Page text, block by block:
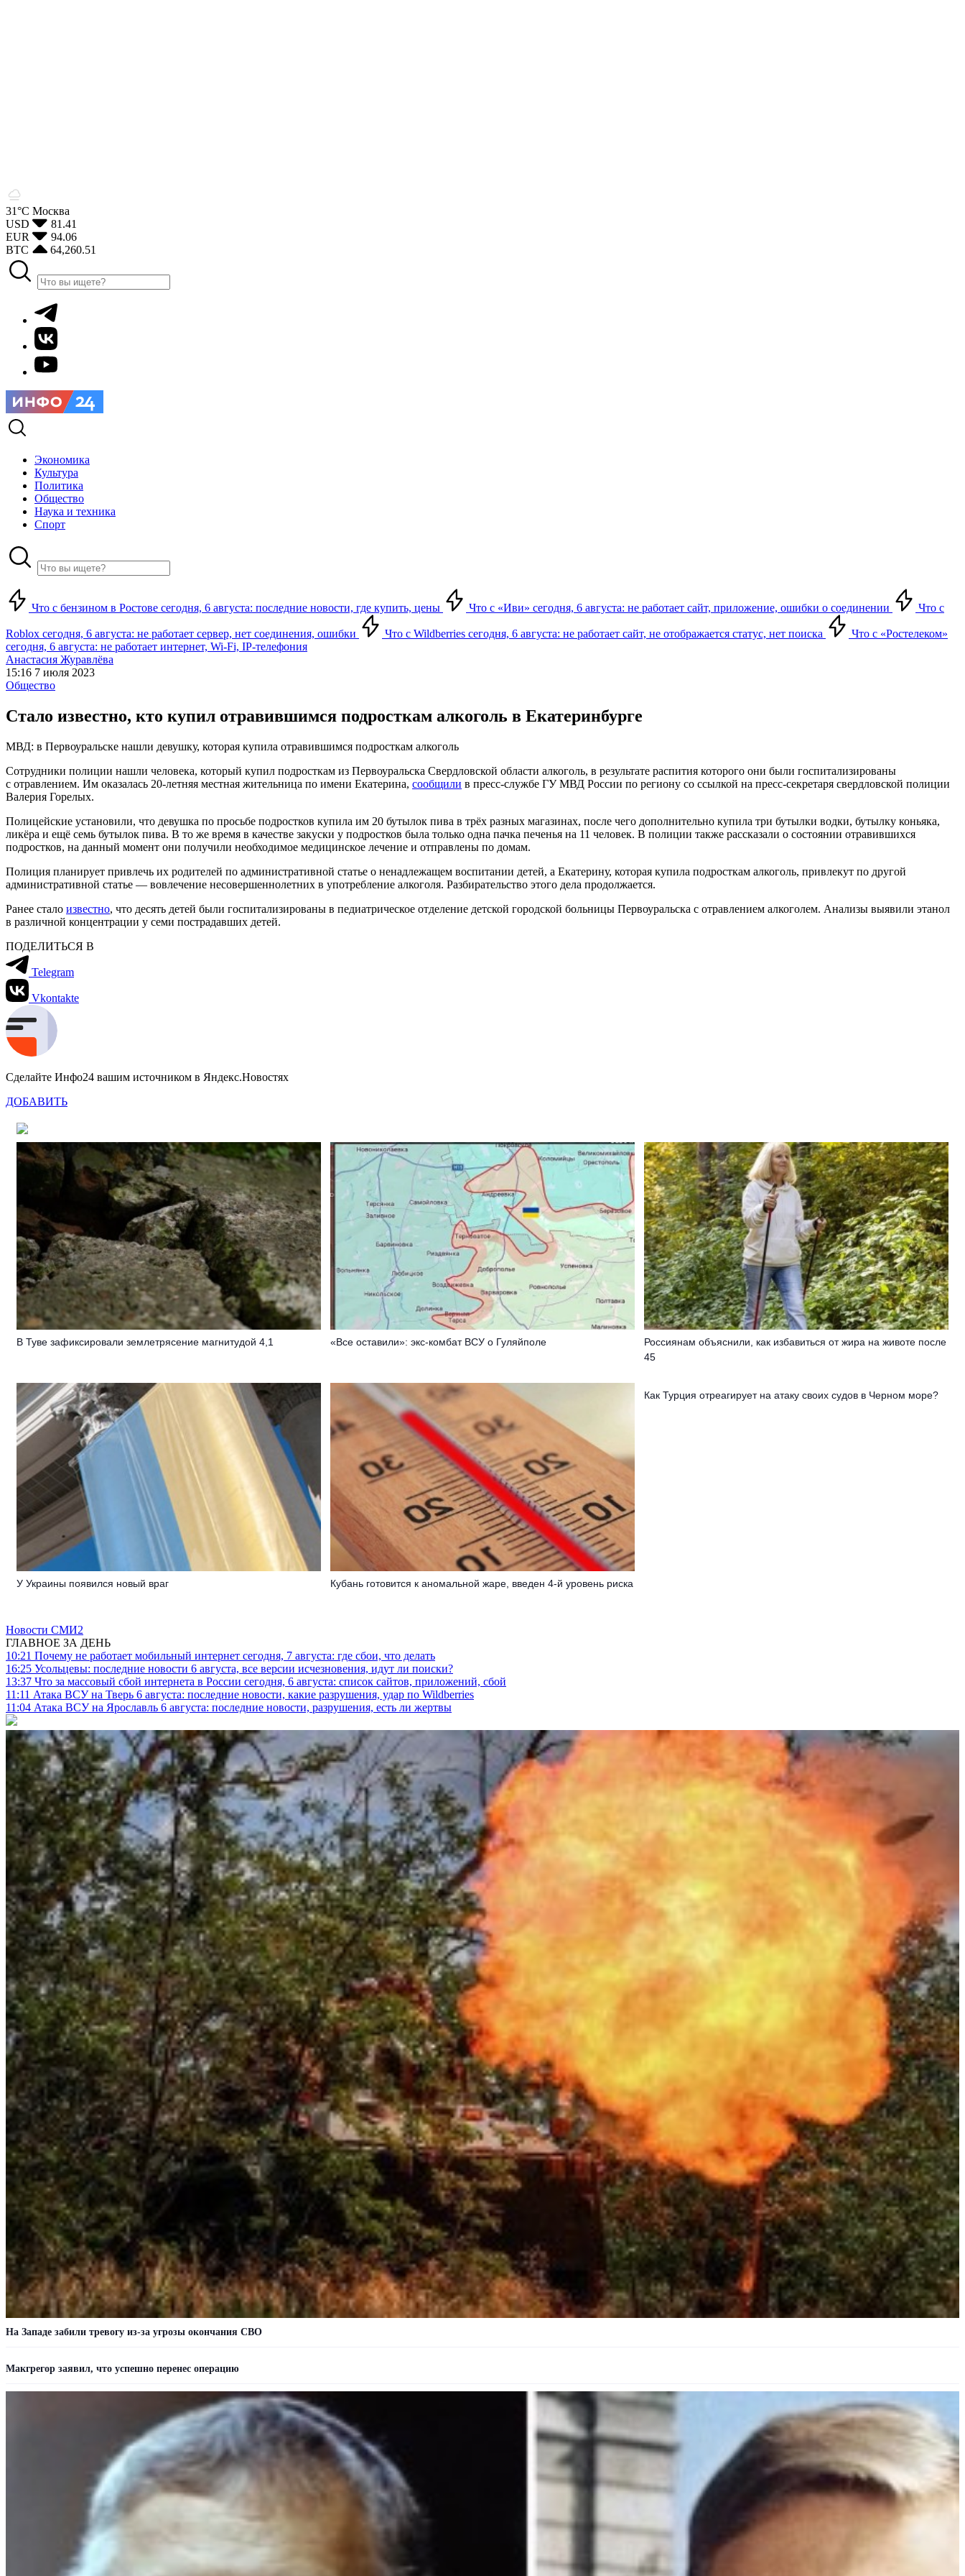
31°С Москва
USD
81.41
EUR
94.06
BTC
64,260.51
Экономика
Культура
Политика
Общество
Наука и техника
Спорт
Что с бензином в Ростове сегодня, 6 августа: последние новости, где купить, цены Что с «Иви» сегодня, 6 августа: не работает сайт, приложение, ошибки о соединении Что с
Roblox сегодня, 6 августа: не работает сервер, нет соединения, ошибки Что с Wildberries сегодня, 6 августа: не работает сайт, не отображается статус, нет поиска
Что с «Ростелеком»
сегодня, 6 августа: не работает интернет, Wi-Fi, IP-телефония
Анастасия Журавлёва
15:16 7 июля 2023
Общество
Стало известно, кто купил отравившимся подросткам алкоголь в Екатеринбурге
МВД: в Первоуральске нашли девушку, которая купила отравившимся подросткам алкоголь
Сотрудники полиции нашли человека, который купил подросткам из Первоуральска Свердловской области алкоголь, в результате распития которого они были госпитализированы
с отравлением. Им оказалась 20-летняя местная жительница по имени Екатерина, сообщили в пресс-службе ГУ МВД России по региону со ссылкой на пресс-секретаря свердловской полиции
Валерия Горелых.
Полицейские установили, что девушка по просьбе подростков купила им 20 бутылок пива в трёх разных магазинах, после чего дополнительно купила три бутылки водки, бутылку коньяка,
ликёра и ещё семь бутылок пива. В то же время в качестве закуски у подростков была только одна пачка печенья на 11 человек. В полиции также рассказали о состоянии отравившихся
подростков, на данный момент они получили необходимое медицинское лечение и отправлены по домам.
Полиция планирует привлечь их родителей по административной статье о ненадлежащем воспитании детей, а Екатерину, которая купила подросткам алкоголь, привлекут по другой
административной статье — вовлечение несовершеннолетних в употребление алкоголя. Разбирательство этого дела продолжается.
Ранее стало известно, что десять детей были госпитализированы в педиатрическое отделение детской городской больницы Первоуральска с отравлением алкоголем. Анализы выявили этанол
в различной концентрации у семи пострадавших детей.
ПОДЕЛИТЬСЯ В
Telegram
Vkontakte
Сделайте Инфо24 вашим источником в Яндекс.Новостях
ДОБАВИТЬ
В Туве зафиксировали землетрясение магнитудой 4,1 «Все оставили»: экс-комбат ВСУ о Гуляйполе
Россиянам объяснили, как избавиться от жира на животе после
45
У Украины появился новый враг Кубань готовится к аномальной жаре, введен 4-й уровень риска
Как Турция отреагирует на атаку своих судов в Черном море?
Новости СМИ2
ГЛАВНОЕ ЗА ДЕНЬ
10:21 Почему не работает мобильный интернет сегодня, 7 августа: где сбои, что делать
16:25 Усольцевы: последние новости 6 августа, все версии исчезновения, идут ли поиски?
13:37 Что за массовый сбой интернета в России сегодня, 6 августа: список сайтов, приложений, сбой
11:11 Атака ВСУ на Тверь 6 августа: последние новости, какие разрушения, удар по Wildberries
11:04 Атака ВСУ на Ярославль 6 августа: последние новости, разрушения, есть ли жертвы
На Западе забили тревогу из-за угрозы окончания СВО
Макгрегор заявил, что успешно перенес операцию